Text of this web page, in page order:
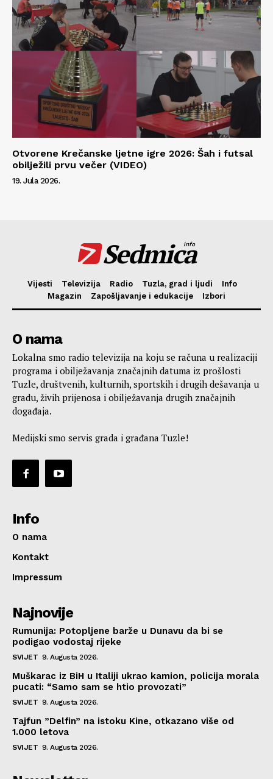
Otvorene Krečanske ljetne igre 2026: Šah i futsal
obilježili prvu večer (VIDEO)
19. Jula 2026.
Sedmica
info
Vijesti Televizija Radio Tuzla, grad i ljudi
Info
Magazin
Zapošljavanje i edukacije Izbori
O nama
Lokalna smo radio televizija na koju se računa u realizaciji
programa i obilježavanja značajnih datuma iz prošlosti
Tuzle, društvenih, kulturnih, sportskih i drugih dešavanja u
gradu, živih prijenosa i obilježavanja drugih značajnih
događaja.
Medijski smo servis grada i građana Tuzle!
Info
O nama
Kontakt
Impressum
Najnovije
Rumunija: Potopljene barže u Dunavu da bi se
podigao vodostaj rijeke
SVIJET 9. Augusta 2026.
Muškarac iz BiH u Italiji ukrao kamion, policija morala
pucati: “Samo sam se htio provozati”
SVIJET 9. Augusta 2026.
Tajfun ”Delfin” na istoku Kine, otkazano više od
1.000 letova
SVIJET 9. Augusta 2026.